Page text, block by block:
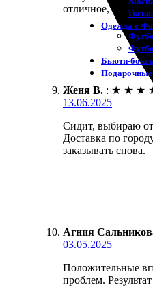
Одежда с
Бьюти-
отличное, цвета
Женя В. : ★ ★ ★
13.06.2025
Сидит, выбираю
Доставка по
заказывать снова.
Агния
03.05.2025
Положительные
проблем.